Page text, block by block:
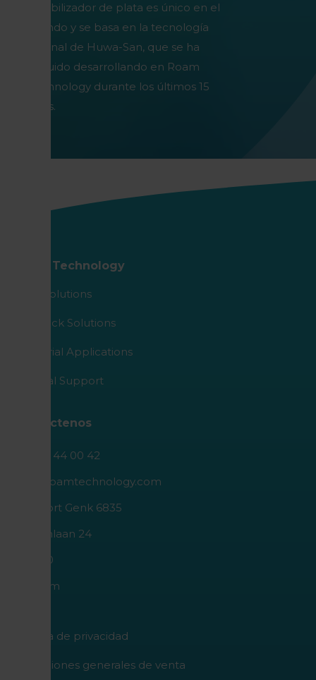
estabilizador de plata es único en el
mundo y se basa en la tecnología
original de Huwa-San, que se ha
seguido desarrollando en Roam
Technology durante los últimos 15
años.
Roam Technology
Agro Solutions
Livestock Solutions
Industrial Applications
Medical Support
Contáctenos
+32 89 44 00 42
info@roamtechnology.com
I.Z. Poort Genk 6835
Geleenlaan 24
B-3600
Belgium
Política de privacidad
Condiciones generales de venta